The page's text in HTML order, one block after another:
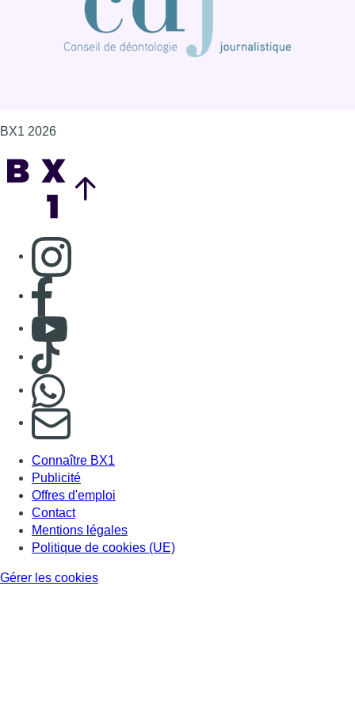
Consulter page Instagram
S'abonner à notre newsletter
Connaître BX1
Publicité
Offres d'emploi
Contact
Mentions légales
Politique de cookies (UE)
Gérer les cookies